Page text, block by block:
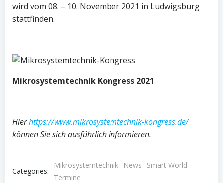
wird vom 08. – 10. November 2021 in Ludwigsburg
stattfinden.
Mikrosystemtechnik Kongress 2021
Hierhttps://www.mikrosystemtechnik-kongress.de/
können Sie sich ausführlich informieren.
Categories:
Mikrosystemtechnik News
Smart World
Termine